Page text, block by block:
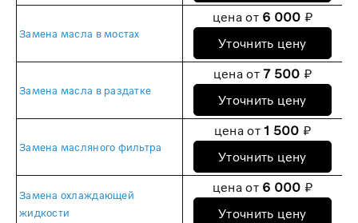
Замена масла в мостах
цена от 6 000 ₽
Уточнить цену
Замена масла в раздатке
цена от7 500 ₽
Уточнить цену
Замена масляного фильтра
цена от1 500 ₽
Уточнить цену
Замена охлаждающей
жидкости
цена от 6 000 ₽
Уточнить цену